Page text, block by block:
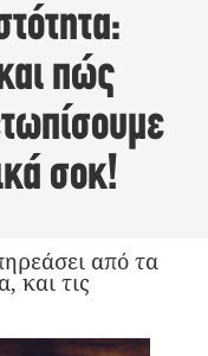
πώς
σοκ!
από τα
και τις